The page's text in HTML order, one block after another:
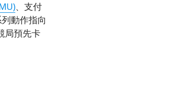
、支付
列動作指向
局預先卡